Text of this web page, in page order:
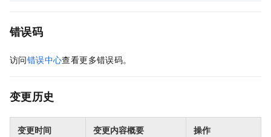
错误码
访问错误中心查看更多错误码。
变更历史
变更时间 变更内容概要 操作